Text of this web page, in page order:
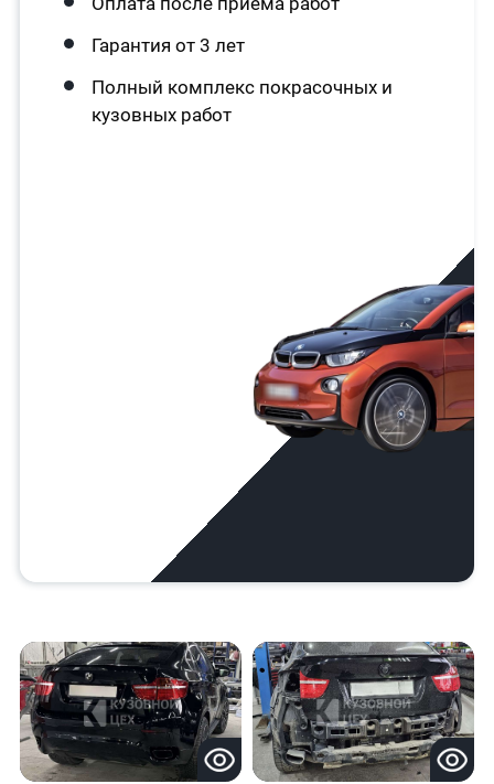
Гарантия от 3 лет
Полный комплекс покрасочных и
кузовных работ